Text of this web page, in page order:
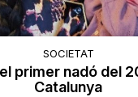
SOCIETAT
primer nadó del
Catalunya